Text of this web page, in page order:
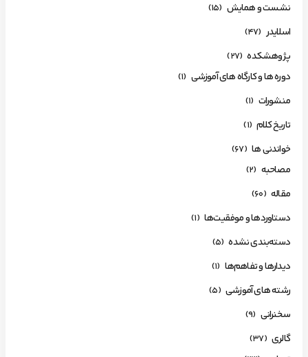
نشست و همایش (15)
اسلایدر (47)
پژوهشکده (27)
دوره ها و کارگاه های آموزشی (1)
منشورات (1)
تاریخ کلام (1)
خواندنی ها (67)
مصاحبه (2)
مقاله (60)
دستاوردها و موفقیت‌ها (1)
دسته‌بندی نشده (5)
دیدارها و تفاهم‌ها (1)
رشته های آموزشی (5)
سخنرانی (9)
گالری (37)